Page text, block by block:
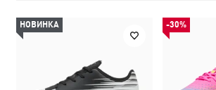
НОВИНКА -30%